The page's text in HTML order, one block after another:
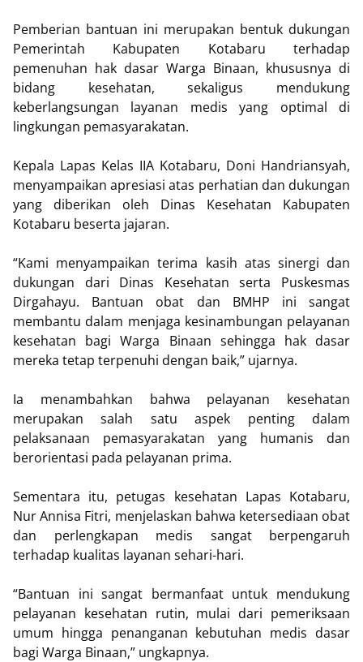
Pemberian bantuan ini merupakan bentuk dukungan
Pemerintah Kabupaten Kotabaru terhadap
pemenuhan hak dasar Warga Binaan, khususnya di
bidang kesehatan, sekaligus mendukung
keberlangsungan layanan medis yang optimal di
lingkungan pemasyarakatan.
Kepala Lapas Kelas IIA Kotabaru, Doni Handriansyah,
menyampaikan apresiasi atas perhatian dan dukungan
yang diberikan oleh Dinas Kesehatan Kabupaten
Kotabaru beserta jajaran.
“Kami menyampaikan terima kasih atas sinergi dan
dukungan dari Dinas Kesehatan serta Puskesmas
Dirgahayu. Bantuan obat dan BMHP ini sangat
membantu dalam menjaga kesinambungan pelayanan
kesehatan bagi Warga Binaan sehingga hak dasar
mereka tetap terpenuhi dengan baik,” ujarnya.
Ia menambahkan bahwa pelayanan kesehatan
merupakan salah satu aspek penting dalam
pelaksanaan pemasyarakatan yang humanis dan
berorientasi pada pelayanan prima.
Sementara itu, petugas kesehatan Lapas Kotabaru,
Nur Annisa Fitri, menjelaskan bahwa ketersediaan obat
dan perlengkapan medis sangat berpengaruh
terhadap kualitas layanan sehari-hari.
“Bantuan ini sangat bermanfaat untuk mendukung
pelayanan kesehatan rutin, mulai dari pemeriksaan
umum hingga penanganan kebutuhan medis dasar
bagi Warga Binaan,” ungkapnya.